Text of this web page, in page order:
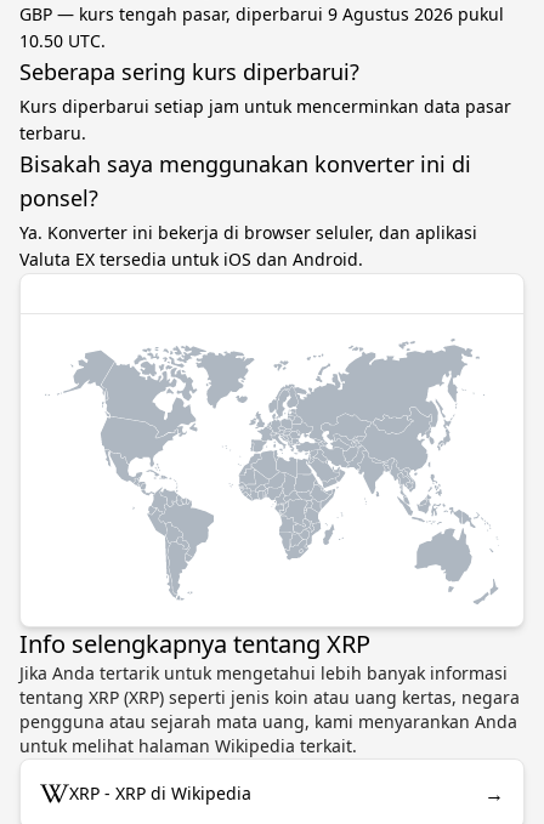
GBP — kurs tengah pasar, diperbarui 9 Agustus 2026 pukul
10.50 UTC.
Seberapa sering kurs diperbarui?
Kurs diperbarui setiap jam untuk mencerminkan data pasar
terbaru.
Bisakah saya menggunakan konverter ini di
ponsel?
Ya. Konverter ini bekerja di browser seluler, dan aplikasi
Valuta EX tersedia untuk iOS dan Android.
Info selengkapnya tentang XRP
Jika Anda tertarik untuk mengetahui lebih banyak informasi
tentang XRP (XRP) seperti jenis koin atau uang kertas, negara
pengguna atau sejarah mata uang, kami menyarankan Anda
untuk melihat halaman Wikipedia terkait.
XRP - XRP di Wikipedia →